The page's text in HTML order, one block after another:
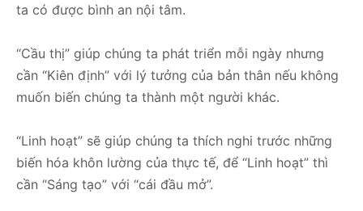
ta có được bình an nội tâm.
“Cầu thị” giúp chúng ta phát triển mỗi ngày nhưng
cần “Kiên định” với lý tưởng của bản thân nếu không
muốn biến chúng ta thành một người khác.
“Linh hoạt” sẽ giúp chúng ta thích nghi trước những
biến hóa khôn lường của thực tế, để “Linh hoạt” thì
cần “Sáng tạo” với “cái đầu mở”.